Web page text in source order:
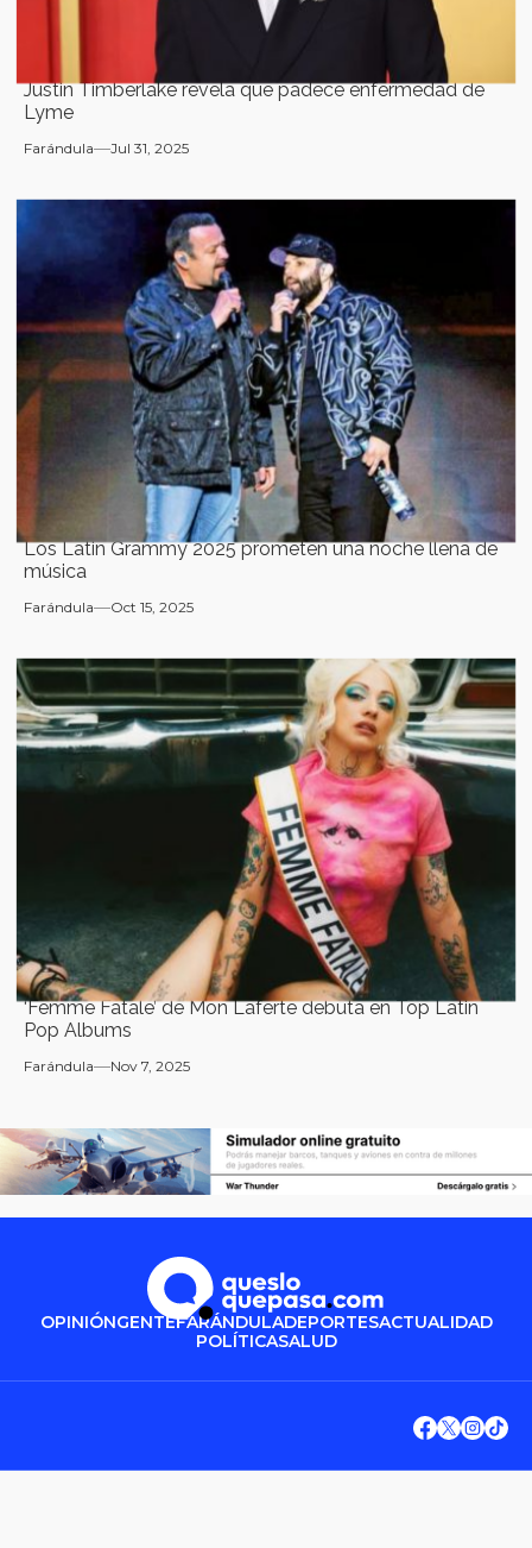
Justin Timberlake revela que padece enfermedad de
Lyme
Farándula Jul 31, 2025
Los Latin Grammy 2025 prometen una noche llena de
música
Farándula Oct 15, 2025
‘Femme Fatale’ de Mon Laferte debuta en Top Latin
Pop Albums
Farándula Nov 7, 2025
OPINIÓNGENTEFARÁNDULADEPORTESACTUALIDAD
POLÍTICASALUD